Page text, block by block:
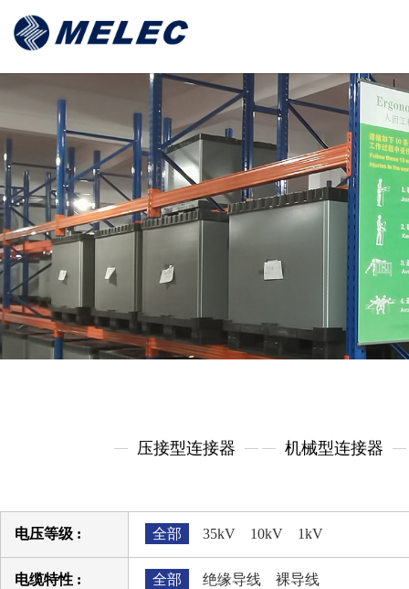
压接型连接器 机械型连接器
电压等级 : 全部 35kV 10kV 1kV
电缆特性 : 全部 绝缘导线 裸导线